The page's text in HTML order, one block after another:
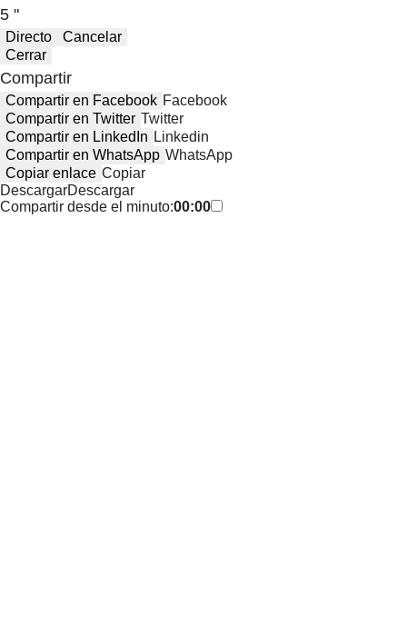
5 "
Directo
Cancelar
Cerrar
Compartir
Compartir en Facebook Facebook
Compartir en Twitter Twitter
Compartir en LinkedIn Linkedin
Compartir en WhatsApp WhatsApp
Copiar enlace Copiar
DescargarDescargar
Compartir desde el minuto:00:00